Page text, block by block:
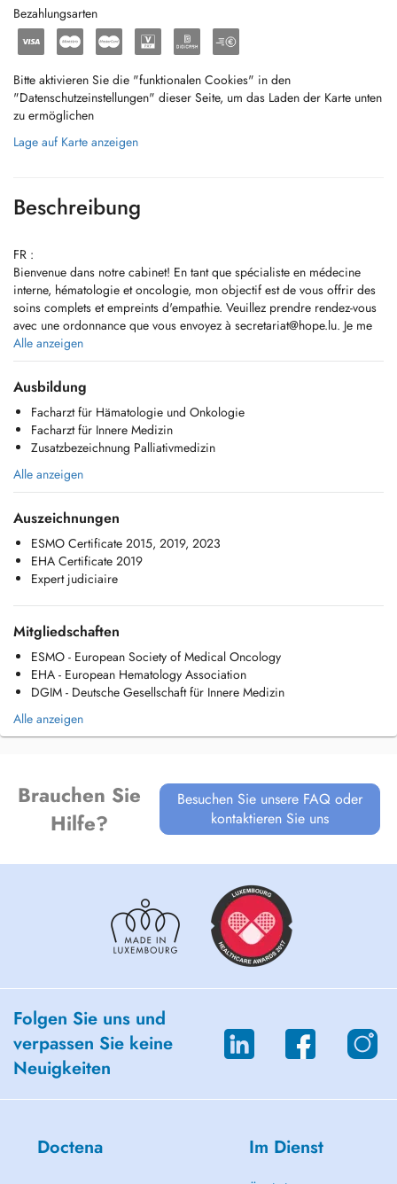
Bezahlungsarten
Bitte aktivieren Sie die "funktionalen Cookies" in den
"Datenschutzeinstellungen" dieser Seite, um das Laden der Karte unten
zu ermöglichen
Lage auf Karte anzeigen
Beschreibung
FR :
Bienvenue dans notre cabinet! En tant que spécialiste en médecine
interne, hématologie et oncologie, mon objectif est de vous offrir des
soins complets et empreints d'empathie. Veuillez prendre rendez-vous
avec une ordonnance que vous envoyez à secretariat@hope.lu. Je me
réjouis de faire votre connaissance.
EN :
Welcome to our practice! As a specialist in internal medicine,
hematology, and oncology, my goal is to provide you with
comprehensive and compassionate care. Please schedule an
appointment with a referral you sentd to
forward to meeting you.
Herzlich willkommen in unserer Praxis! Als Facharzt für Innere
Medizin, Hämatologie und Onkologie ist es mein Ziel, Ihnen eine
umfassende und einfühlsame Betreuung zu bieten. Bitte vereinbaren
Sie einen Termin mit Überweisung welchen Sie an
senden. ich freue mich darauf, Sie persönlich kennenzulernen.
Alle anzeigen
Ausbildung
Facharzt für Hämatologie und Onkologie
Facharzt für Innere Medizin
Zusatzbezeichnung Palliativmedizin
Alle anzeigen
Auszeichnungen
ESMO Certificate 2015, 2019, 2023
EHA Certificate 2019
Expert judiciaire
Mitgliedschaften
ESMO - European Society of Medical Oncology
EHA - European Hematology Association
DGIM - Deutsche Gesellschaft für Innere Medizin
Alle anzeigen
Brauchen Sie
Hilfe?
Besuchen Sie unsere FAQ oder
kontaktieren Sie uns
Folgen Sie uns und
verpassen Sie keine
Neuigkeiten
Doctena Im Dienst